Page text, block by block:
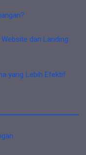
dan Landing
yang Lebih Efektif